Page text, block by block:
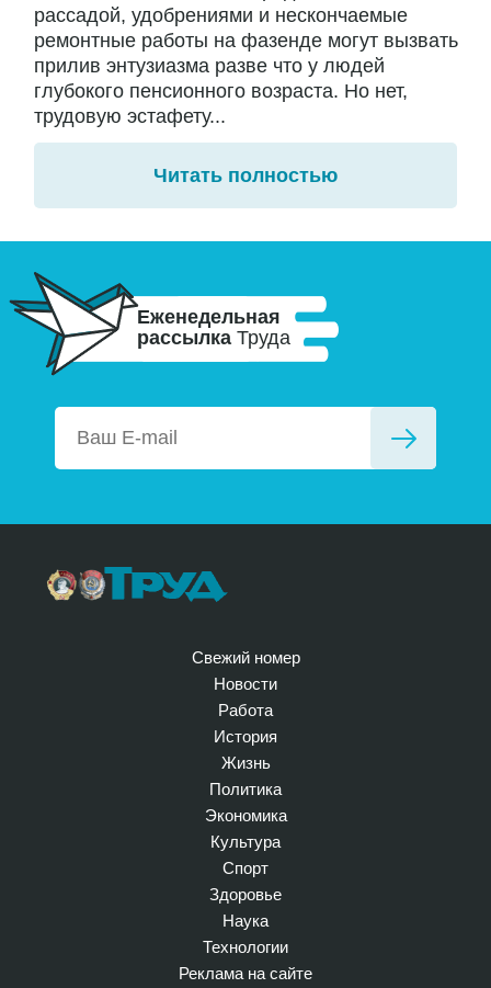
рассадой, удобрениями и нескончаемые
ремонтные работы на фазенде могут вызвать
прилив энтузиазма разве что у людей
глубокого пенсионного возраста. Но нет,
трудовую эстафету...
Читать полностью
Еженедельная
рассылка Труда
Свежий номер
Новости
Работа
История
Жизнь
Политика
Экономика
Культура
Спорт
Здоровье
Наука
Технологии
Реклама на сайте